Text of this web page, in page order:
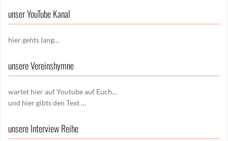
unser YouTube Kanal
hier gehts lang…
unsere Vereinshymne
wartet hier auf Youtube auf Euch…
und hier gibts den Text …
unsere Interview Reihe